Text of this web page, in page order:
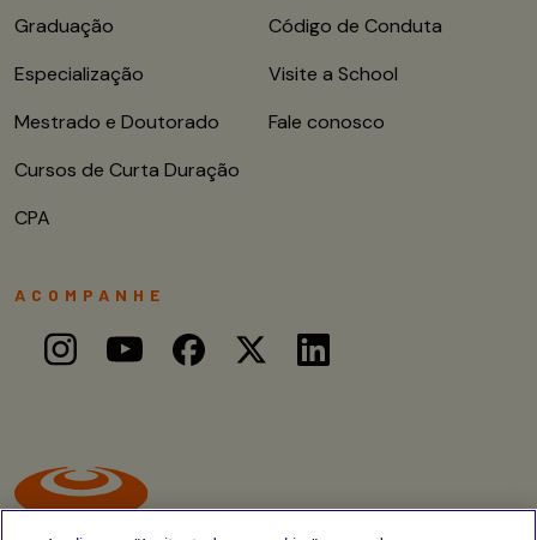
Graduação
Especialização
Mestrado e Doutorado
Cursos de Curta Duração
CPA
Código de Conduta
Visite a School
Fale conosco
ACOMPANHE